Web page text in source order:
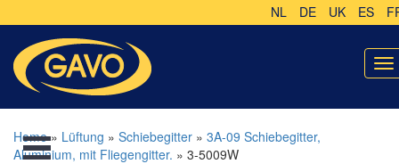
NL DE UK ES
Home» Lüftung » Schiebegitter » 3A-09 Schiebegitter,
Aluminium, mit Fliegengitter. » 3-5009W